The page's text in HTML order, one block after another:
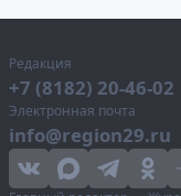
Редакция
+7 (8182) 20-46-02
Электронная почта
info@region29.ru